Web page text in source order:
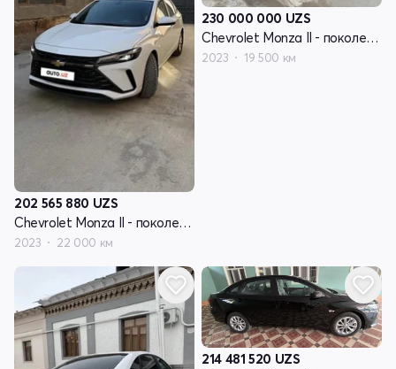
202 565 880 UZS
Chevrolet Monza II - поколение рестайлинг
2023 22 000 км
230 000 000 UZS
Chevrolet Monza II - поколение рестайлинг
2023 19 500 км
214 481 520 UZS